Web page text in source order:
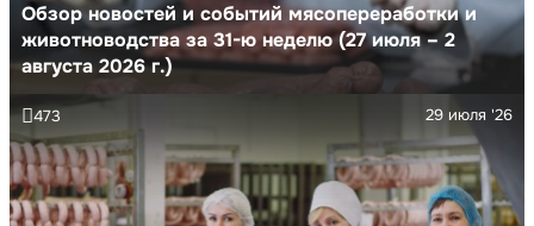
Обзор новостей и событий мясопереработки и
животноводства за 31-ю неделю (27 июля – 2
августа 2026 г.)
29 июля '26
473